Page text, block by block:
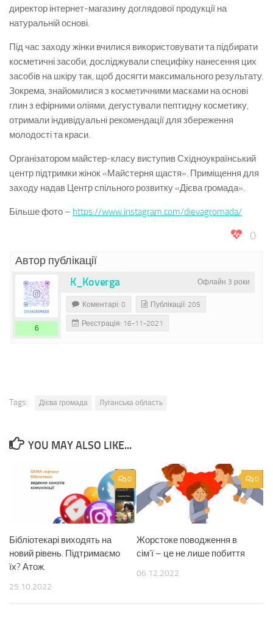
директор інтернет-магазину доглядової продукції на
натуральній основі.
Під час заходу жінки вчилися використовувати та підбирати
косметичні засоби, досліджували специфіку нанесення цих
засобів на шкіру так, щоб досягти максимального результату.
Зокрема, знайомилися з косметичними масками на основі
глин з ефірними оліями, дегустували пептидну косметику,
отримали індивідуальні рекомендації для збереження
молодості та краси.
Організатором майстер-класу виступив Східноукраїнський
центр підтримки жінок «Майстерня щастя». Приміщення для
заходу надав Центр спільного розвитку «Дієва громада».
Більше фото – https://www.instagram.com/dievagromada/
0
Автор публікації
Офлайн 3 роки
K_Koverga
6
Коментарі: 0 Публікації: 205
Реєстрація: 16-11-2021
Tags: Дієва громада Луганська область
YOU MAY ALSO LIKE...
0
Бібліотекарі виходять на
новий рівень. Підтримаємо
їх? Атож.
25.10.2022
0
Жорстоке поводження в
сім’ї – це не лише побиття
06.12.2022